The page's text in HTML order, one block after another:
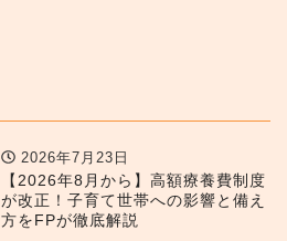
2026年7月23日
【2026年8月から】高額療養費制度
が改正！子育て世帯への影響と備え
方をFPが徹底解説